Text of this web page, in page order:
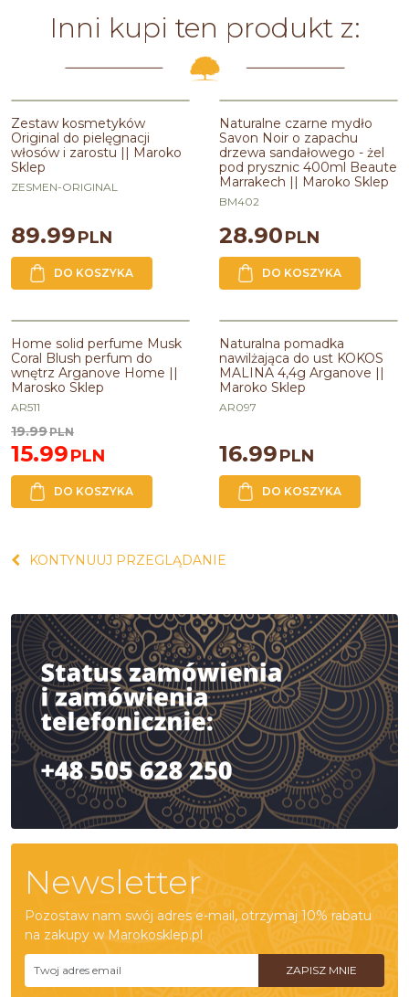
Inni kupi ten produkt z:
Zestaw kosmetyków
Original do pielęgnacji
włosów i zarostu || Maroko
Sklep
ZESMEN-ORIGINAL
89.99PLN
DO KOSZYKA
Naturalne czarne mydło
Savon Noir o zapachu
drzewa sandałowego - żel
pod prysznic 400ml Beaute
Marrakech || Maroko Sklep
BM402
28.90PLN
DO KOSZYKA
Home solid perfume Musk
Coral Blush perfum do
wnętrz Arganove Home ||
Marosko Sklep
AR511
19.99PLN
15.99PLN
DO KOSZYKA
Naturalna pomadka
nawilżająca do ust KOKOS
MALINA 4,4g Arganove ||
Maroko Sklep
AR097
16.99PLN
DO KOSZYKA
KONTYNUUJ PRZEGLĄDANIE
Newsletter
Pozostaw nam swój adres e-mail, otrzymaj 10% rabatu
na zakupy w Marokosklep.pl